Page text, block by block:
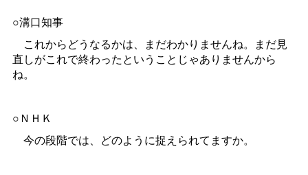
○溝口知事
これからどうなるかは、まだわかりませんね。まだ見
直しがこれで終わったということじゃありませんから
ね。
○ＮＨＫ
今の段階では、どのように捉えられてますか。